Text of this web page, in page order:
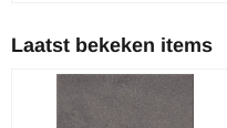
Laatst bekeken items